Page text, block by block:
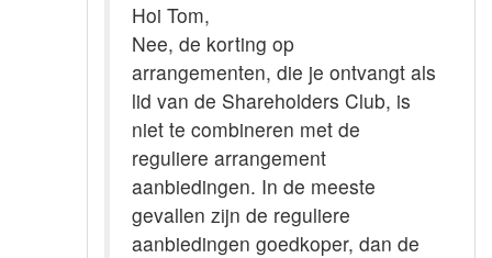
Hoi Tom,
Nee, de korting op
arrangementen, die je ontvangt als
lid van de Shareholders Club, is
niet te combineren met de
reguliere arrangement
aanbiedingen. In de meeste
gevallen zijn de reguliere
aanbiedingen goedkoper, dan de